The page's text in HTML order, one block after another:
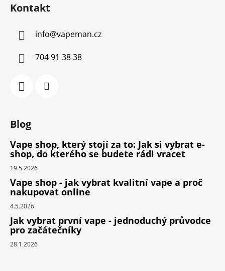
Kontakt
info@vapeman.cz
704 91 38 38
Blog
Vape shop, který stojí za to: Jak si vybrat e-
shop, do kterého se budete rádi vracet
19.5.2026
Vape shop - jak vybrat kvalitní vape a proč
nakupovat online
4.5.2026
Jak vybrat první vape - jednoduchý průvodce
pro začátečníky
28.1.2026